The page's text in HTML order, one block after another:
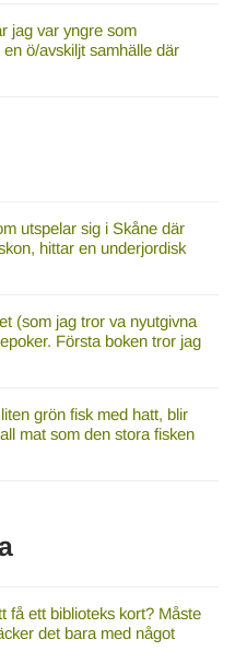
jag var yngre som
ö/avskiljt samhälle där
utspelar sig i Skåne där
hittar en underjordisk
(som jag tror va nyutgivna
Första boken tror jag
grön fisk med hatt, blir
mat som den stora fisken
få ett biblioteks kort? Måste
det bara med något